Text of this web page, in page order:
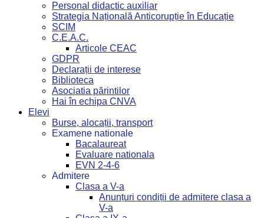
Personal didactic auxiliar
Strategia Națională Anticorupție în Educație
SCIM
C.E.A.C.
Articole CEAC
GDPR
Declarații de interese
Biblioteca
Asociatia părintilor
Hai în echipa CNVA
Elevi
Burse, alocații, transport
Examene nationale
Bacalaureat
Evaluare nationala
EVN 2-4-6
Admitere
Clasa a V-a
Anunțuri condiții de admitere clasa a
V-a